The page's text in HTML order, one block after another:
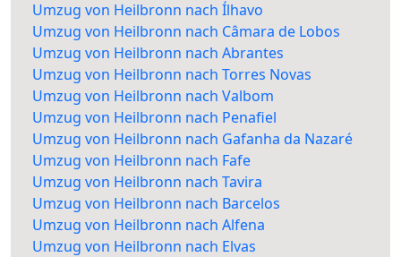
Umzug von Heilbronn nach Ílhavo
Umzug von Heilbronn nach Câmara de Lobos
Umzug von Heilbronn nach Abrantes
Umzug von Heilbronn nach Torres Novas
Umzug von Heilbronn nach Valbom
Umzug von Heilbronn nach Penafiel
Umzug von Heilbronn nach Gafanha da Nazaré
Umzug von Heilbronn nach Fafe
Umzug von Heilbronn nach Tavira
Umzug von Heilbronn nach Barcelos
Umzug von Heilbronn nach Alfena
Umzug von Heilbronn nach Elvas